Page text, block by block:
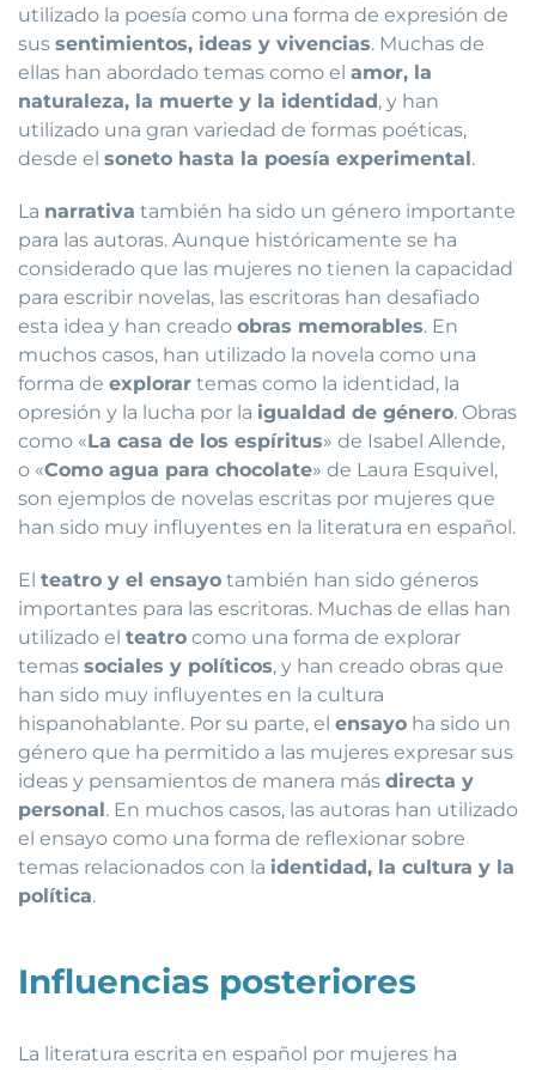
utilizado la poesía como una forma de expresión de
sus sentimientos, ideas y vivencias. Muchas de
ellas han abordado temas como el amor, la
naturaleza, la muerte y la identidad, y han
utilizado una gran variedad de formas poéticas,
desde el soneto hasta la poesía experimental.
La narrativa también ha sido un género importante
para las autoras. Aunque históricamente se ha
considerado que las mujeres no tienen la capacidad
para escribir novelas, las escritoras han desafiado
esta idea y han creado obras memorables. En
muchos casos, han utilizado la novela como una
forma de explorar temas como la identidad, la
opresión y la lucha por la igualdad de género. Obras
como «La casa de los espíritus» de Isabel Allende,
o «Como agua para chocolate» de Laura Esquivel,
son ejemplos de novelas escritas por mujeres que
han sido muy influyentes en la literatura en español.
El teatro y el ensayo también han sido géneros
importantes para las escritoras. Muchas de ellas han
utilizado el teatro como una forma de explorar
temas sociales y políticos, y han creado obras que
han sido muy influyentes en la cultura
hispanohablante. Por su parte, el ensayo ha sido un
género que ha permitido a las mujeres expresar sus
ideas y pensamientos de manera más directa y
personal. En muchos casos, las autoras han utilizado
el ensayo como una forma de reflexionar sobre
temas relacionados con la identidad, la cultura y la
política.
Influencias posteriores
La literatura escrita en español por mujeres ha